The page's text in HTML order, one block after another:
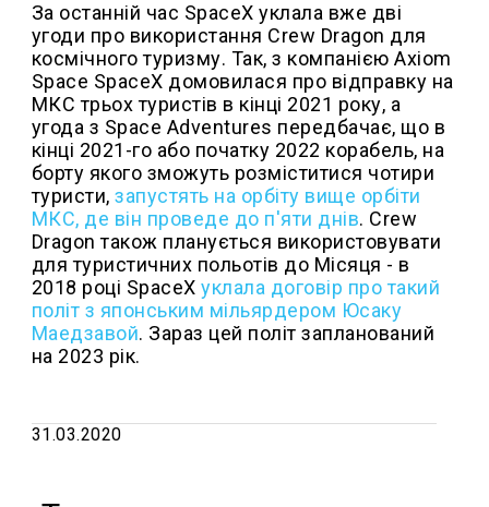
За останній час SpaceX уклала вже дві
угоди про використання Crew Dragon для
космічного туризму. Так, з компанією Axiom
Space SpaceX домовилася про відправку на
МКС трьох туристів в кінці 2021 року, а
угода з Space Adventures передбачає, що в
кінці 2021-го або початку 2022 корабель, на
борту якого зможуть розміститися чотири
туристи, запустять на орбіту вище орбіти
МКС, де він проведе до п'яти днів. Crew
Dragon також планується використовувати
для туристичних польотів до Місяця - в
2018 році SpaceXуклала договір про такий
політ з японським мільярдером Юсаку
Маедзавой. Зараз цей політ запланований
на 2023 рік.
31.03.2020